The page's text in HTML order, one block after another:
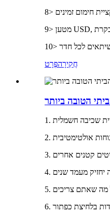
חֲקִירָהפְּרָט
הטובה ביותר